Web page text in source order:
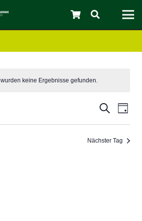
wurden keine Ergebnisse gefunden.
Suche
und
Suche
Tag
Nächster Tag